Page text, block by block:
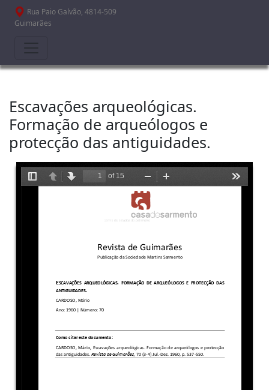
Passar para o conteúdo principal
Rua Paio Galvão, 4814-509
Guimarães
Escavações arqueológicas.
Formação de arqueólogos e
protecção das antiguidades.